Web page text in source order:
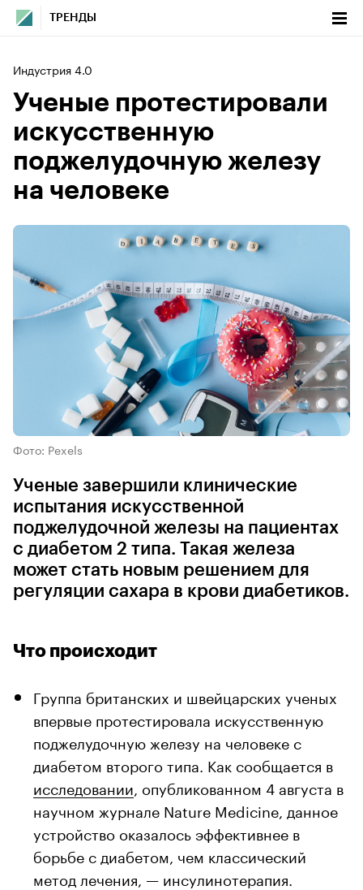
ТРЕНДЫ
Индустрия 4.0
Ученые протестировали
искусственную
поджелудочную железу
на человеке
Фото: Pexels
Ученые завершили клинические
испытания искусственной
поджелудочной железы на пациентах
с диабетом 2 типа. Такая железа
может стать новым решением для
регуляции сахара в крови диабетиков.
Что происходит
Группа британских и швейцарских ученых
впервые протестировала искусственную
поджелудочную железу на человеке с
диабетом второго типа. Как сообщается в
исследовании , опубликованном 4 августа в
научном журнале Nature Medicine, данное
устройство оказалось эффективнее в
борьбе с диабетом, чем классический
метод лечения, — инсулинотерапия.